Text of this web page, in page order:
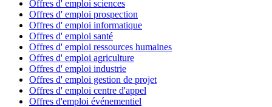
Offres d' emploi sciences
Offres d' emploi prospection
Offres d' emploi informatique
Offres d' emploi santé
Offres d' emploi ressources humaines
Offres d' emploi agriculture
Offres d' emploi industrie
Offres d' emploi gestion de projet
Offres d' emploi centre d'appel
Offres d'emploi événementiel